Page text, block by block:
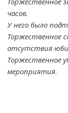
часов.
У него было
Торжественное
отсутствия
Торжественное
мероприятия.